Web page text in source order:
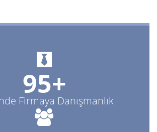
95+
Firmaya Danışmanlık